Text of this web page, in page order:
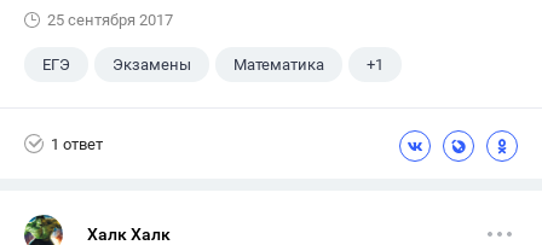
25 сентября 2017
ЕГЭ Экзамены Математика +1
1 ответ
Халк Халк